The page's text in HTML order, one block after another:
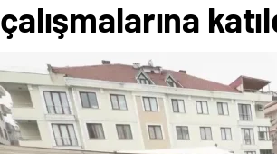
çalışmalarına